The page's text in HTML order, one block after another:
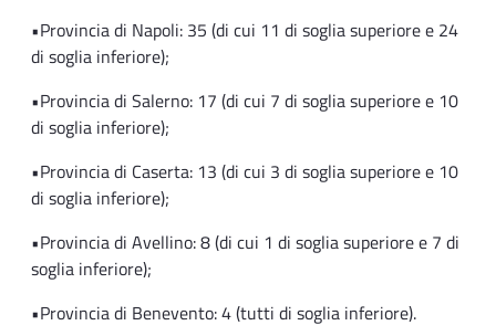
•Provincia di Napoli: 35 (di cui 11 di soglia superiore e 24
di soglia inferiore);
•Provincia di Salerno: 17 (di cui 7 di soglia superiore e 10
di soglia inferiore);
•Provincia di Caserta: 13 (di cui 3 di soglia superiore e 10
di soglia inferiore);
•Provincia di Avellino: 8 (di cui 1 di soglia superiore e 7 di
soglia inferiore);
•Provincia di Benevento: 4 (tutti di soglia inferiore).